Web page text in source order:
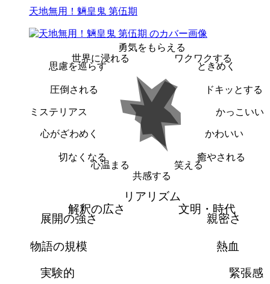
天地無用！魎皇鬼 第伍期
勇気をもらえる
ワクワクする
ときめく
ドキッとする
かっこいい
かわいい
癒やされる
笑える
共感する
心温まる
切なくなる
心がざわめく
ミステリアス
圧倒される
思慮を巡らす
世界に浸れる
リアリズム
文明・時代
親密さ
熱血
緊張感
実験的
物語の規模
展開の強さ
解釈の広さ